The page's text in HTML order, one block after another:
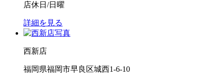
店休日/日曜
詳細を見る
西新店
福岡県福岡市早良区城西1-6-10